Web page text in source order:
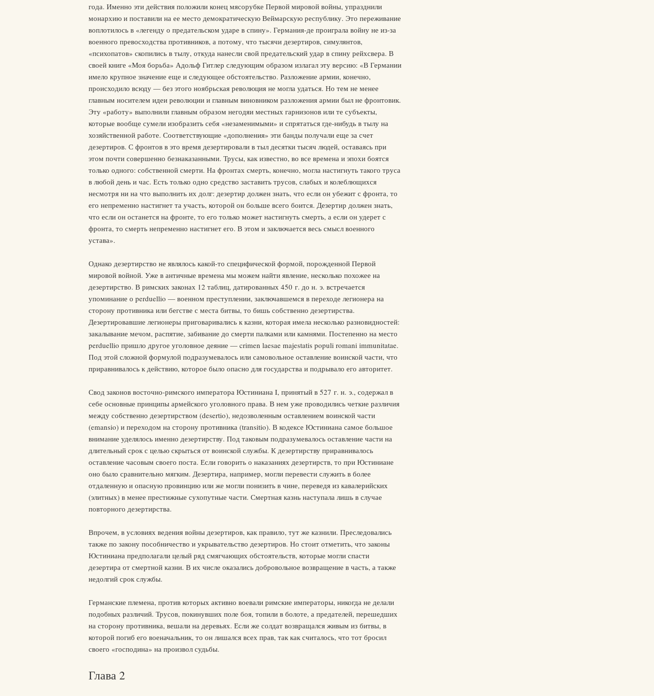
года. Именно эти действия положили конец мясорубке Первой мировой войны, упразднили
монархию и поставили на ее место демократическую Веймарскую республику. Это переживание
воплотилось в «легенду о предательском ударе в спину». Германия-де проиграла войну не из-за
военного превосходства противников, а потому, что тысячи дезертиров, симулянтов,
«психопатов» скопились в тылу, откуда нанесли свой предательский удар в спину рейхсвера. В
своей книге «Моя борьба» Адольф Гитлер следующим образом излагал эту версию: «В Германии
имело крупное значение еще и следующее обстоятельство. Разложение армии, конечно,
происходило всюду — без этого ноябрьская революция не могла удаться. Но тем не менее
главным носителем идеи революции и главным виновником разложения армии был не фронтовик.
Эту «работу» выполнили главным образом негодяи местных гарнизонов или те субъекты,
которые вообще сумели изобразить себя «незаменимыми» и спрятаться где-нибудь в тылу на
хозяйственной работе. Соответствующие «дополнения» эти банды получали еще за счет
дезертиров. С фронтов в это время дезертировали в тыл десятки тысяч людей, оставаясь при
этом почти совершенно безнаказанными. Трусы, как известно, во все времена и эпохи боятся
только одного: собственной смерти. На фронтах смерть, конечно, могла настигнуть такого труса
в любой день и час. Есть только одно средство заставить трусов, слабых и колеблющихся
несмотря ни на что выполнить их долг: дезертир должен знать, что если он убежит с фронта, то
его непременно настигнет та участь, которой он больше всего боится. Дезертир должен знать,
что если он останется на фронте, то его только может настигнуть смерть, а если он удерет с
фронта, то смерть непременно настигнет его. В этом и заключается весь смысл военного
устава».
Однако дезертирство не являлось какой-то специфической формой, порожденной Первой
мировой войной. Уже в античные времена мы можем найти явление, несколько похожее на
дезертирство. В римских законах 12 таблиц, датированных 450 г. до н. э. встречается
упоминание о perduellio — военном преступлении, заключавшемся в переходе легионера на
сторону противника или бегстве с места битвы, то бишь собственно дезертирства.
Дезертировавшие легионеры приговаривались к казни, которая имела несколько разновидностей:
закалывание мечом, распятие, забивание до смерти палками или камнями. Постепенно на место
perduellio пришло другое уголовное деяние — crimen laesae majestatis populi romani immunitatae.
Под этой сложной формулой подразумевалось или самовольное оставление воинской части, что
приравнивалось к действию, которое было опасно для государства и подрывало его авторитет.
Свод законов восточно-римского императора Юстиниана I, принятый в 527 г. н. э., содержал в
себе основные принципы армейского уголовного права. В нем уже проводились четкие различия
между собственно дезертирством (desertio), недозволенным оставлением воинской части
(emansio) и переходом на сторону противника (transitio). В кодексе Юстиниана самое большое
внимание уделялось именно дезертирству. Под таковым подразумевалось оставление части на
длительный срок с целью скрыться от воинской службы. К дезертирству приравнивалось
оставление часовым своего поста. Если говорить о наказаниях дезертирств, то при Юстиниане
оно было сравнительно мягким. Дезертира, например, могли перевести служить в более
отдаленную и опасную провинцию или же могли понизить в чине, переведя из кавалерийских
(элитных) в менее престижные сухопутные части. Смертная казнь наступала лишь в случае
повторного дезертирства.
Впрочем, в условиях ведения войны дезертиров, как правило, тут же казнили. Преследовались
также по закону пособничество и укрывательство дезертиров. Но стоит отметить, что законы
Юстиниана предполагали целый ряд смягчающих обстоятельств, которые могли спасти
дезертира от смертной казни. В их числе оказались добровольное возвращение в часть, а также
недолгий срок службы.
Германские племена, против которых активно воевали римские императоры, никогда не делали
подобных различий. Трусов, покинувших поле боя, топили в болоте, а предателей, перешедших
на сторону противника, вешали на деревьях. Если же солдат возвращался живым из битвы, в
которой погиб его военачальник, то он лишался всех прав, так как считалось, что тот бросил
своего «господина» на произвол судьбы.
Глава 2